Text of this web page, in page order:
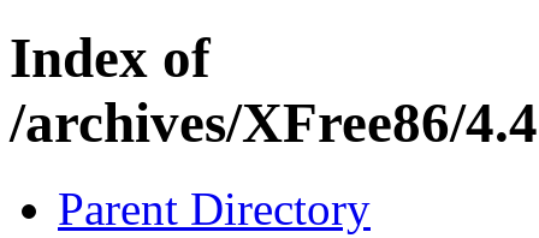
Index of
/archives/XFree86/
Parent Directory